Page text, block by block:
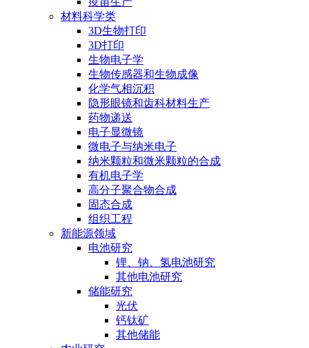
材料科学类
3D生物打印
3D打印
生物电子学
生物传感器和生物成像
化学气相沉积
隐形眼镜和齿科材料生产
药物递送
电子显微镜
微电子与纳米电子
纳米颗粒和微米颗粒的合成
有机电子学
高分子聚合物合成
固态合成
组织工程
新能源领域
电池研究
锂、钠、氢电池研究
其他电池研究
储能研究
光伏
钙钛矿
其他储能